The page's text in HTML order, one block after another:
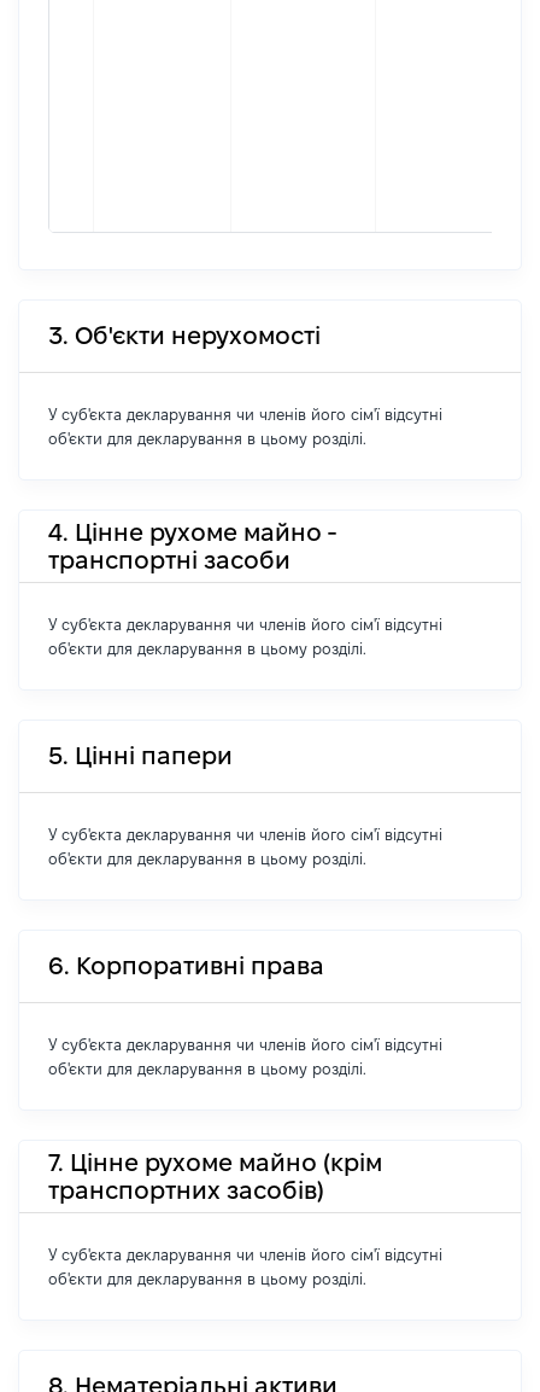
3. Об'єкти нерухомості
У суб'єкта декларування чи членів його сім'ї відсутні
об'єкти для декларування в цьому розділі.
4. Цінне рухоме майно -
транспортні засоби
У суб'єкта декларування чи членів його сім'ї відсутні
об'єкти для декларування в цьому розділі.
5. Цінні папери
У суб'єкта декларування чи членів його сім'ї відсутні
об'єкти для декларування в цьому розділі.
6. Корпоративні права
У суб'єкта декларування чи членів його сім'ї відсутні
об'єкти для декларування в цьому розділі.
7. Цінне рухоме майно (крім
транспортних засобів)
У суб'єкта декларування чи членів його сім'ї відсутні
об'єкти для декларування в цьому розділі.
8. Нематеріальні активи